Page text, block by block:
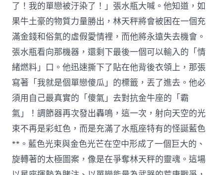
了！我的單戀被汙染了！」張水瓶大喊。他知道，如
果牛土豪的物質力量勝出，林天秤將會被困在一個充
滿金錢和俗氣的虛假愛情裡，而他將永遠失去機會。
張水瓶看向那機器，還剩下最後一個可以輸入的「情
緒燃料」口。他迅速撕下了貼在他背後衣領上，那張
寫著「我就是個單戀傻瓜」的標籤，丟了進去。他必
須用自己最真實的「傻氣」去對抗金牛座的「霸
氣」！調節器再次發出轟鳴，這一次，射向天空的光
束不再是彩虹色，而是充滿了水瓶座特有的怪誕藍色
**。藍色光束與金色光芒在空中形成了一個巨大的、
旋轉著的太極圖案，像是在爭奪林天秤的靈魂。這場